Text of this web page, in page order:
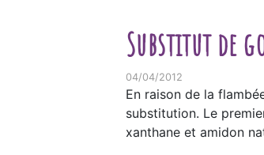
Substitut de
04/04/2012
En raison de la
substitution. Le
xanthane et amidon